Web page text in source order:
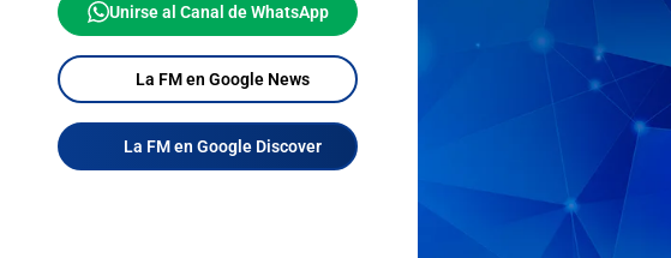
Unirse al Canal de WhatsApp
La FM en Google News
La FM en Google Discover